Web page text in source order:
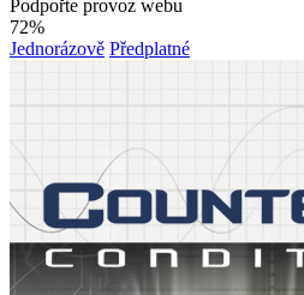
Podpořte provoz webu
72%
Jednorázově Předplatné